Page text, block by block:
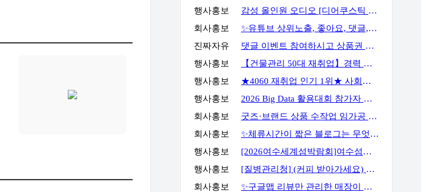
행사홍보
감성 올인원 오디오 [디어쿠스틱 알토] 최대 23% 할인
회사홍보
✨유튜브 상위노출, 좋아요, 댓글, 구독, 알림설정까지 관리하세요✨
진짜자유
댓글 이벤트 참여하시고 상품권 받아가세요!
행사홍보
【건물관리 50대 재취업】경력 없이 안전관리자 준비하는 방법
행사홍보
★4060 재취업 인기 1위★ 사회복지사 2급, 시험 없이 취득 하는 방법
행사홍보
2026 Big Data 활용대회 참가자 모집
회사홍보
굿즈·브랜드 상품 수작업 임가공 포장 전문 서비스, GOODSPACK (소량 포장 가능)
회사홍보
✨체류시간이 짧은 블로그는 무엇부터 바꿔야 할까요?✨
행사홍보
[2026여수세계섬박람회]여수섬바다 댄스 챌린지 EVENT
행사홍보
[질병관리청] (커피 받아가세요) 화영이의 성장일기 5화 OX 퀴즈 이벤트
회사홍보
✨구글맵 리뷰만 관리한 매장이 오래 버티지 못하는 이유✨